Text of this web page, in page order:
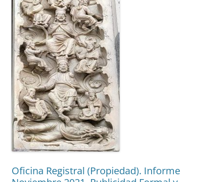
Oficina Registral (Propiedad). Informe